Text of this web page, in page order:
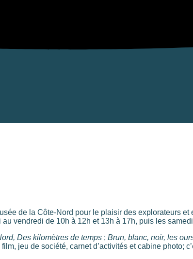
de la Côte-Nord pour le plaisir des explorateurs
vendredi de 10h à 12h et 13h à 17h, puis les
Des kilomètres de temps ; Brun, blanc, noir, les
jeu de société, carnet d’activités et cabine photo;